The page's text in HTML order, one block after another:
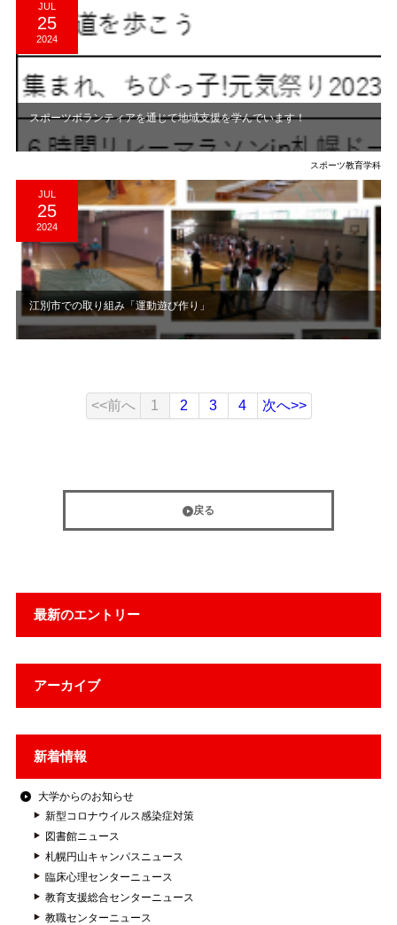
最新のエントリー
アーカイブ
新着情報
大学からのお知らせ
新型コロナウイルス感染症対策
図書館ニュース
札幌円山キャンパスニュース
臨床心理センターニュース
教育支援総合センターニュース
教職センターニュース
JUL
25
2024
スポーツボランティアを通じて地域支援を学んでいます！
スポーツ教育学科
JUL
25
2024
江別市での取り組み「運動遊び作り」
<<前へ 1 2 3 4 次へ>>
戻る